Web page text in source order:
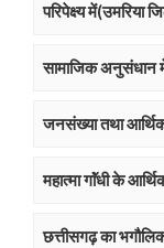
परिपेक्ष्य में(उमरिया
सामाजिक अनुसंधान
जनसंख्या तथा
महात्मा गाॅंधी के
छत्तीसगढ़ का